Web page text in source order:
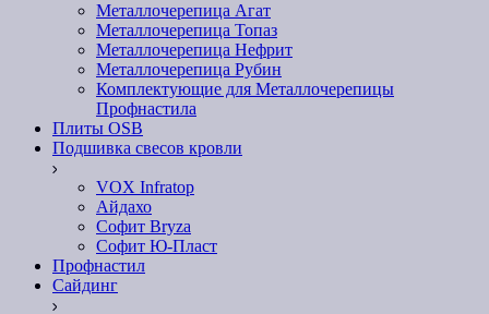
Металлочерепица Агат
Металлочерепица Топаз
Металлочерепица Нефрит
Металлочерепица Рубин
Комплектующие для Металлочерепицы
Профнастила
Плиты OSB
Подшивка свесов кровли
VOX Infratop
Айдахо
Софит Bryza
Софит Ю-Пласт
Профнастил
Сайдинг